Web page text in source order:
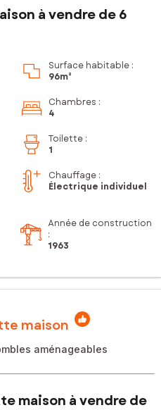
à vendre de 6
Surface habitable :
96m²
Chambres :
4
Toilette :
1
Chauffage :
Électrique individuel
Année de construction
:
1963
maison
aménageables
maison à vendre de